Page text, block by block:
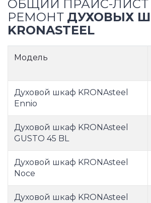
ОБЩИЙ ПРАЙС-ЛИСТ
РЕМОНТ ДУХОВЫХ
KRONASTEEL
Модель
Духовой шкаф KRONAsteel
Ennio
Духовой шкаф KRONAsteel
GUSTO 45 BL
Духовой шкаф KRONAsteel
Noce
Духовой шкаф KRONAsteel